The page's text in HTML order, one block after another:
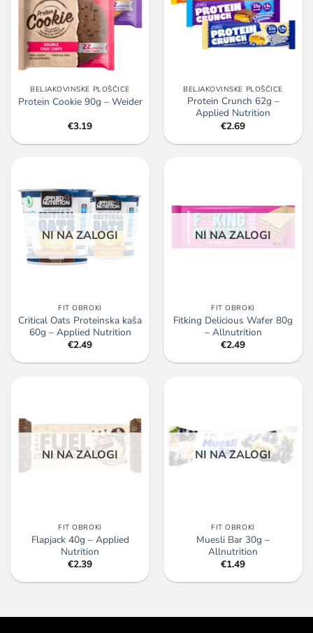
BELJAKOVINSKE PLOŠČICE
Protein Cookie 90g – Weider
€3.19
BELJAKOVINSKE PLOŠČICE
Protein Crunch 62g –
Applied Nutrition
€2.69
NI NA ZALOGI
FIT OBROKI
Critical Oats Proteinska kaša
60g – Applied Nutrition
€2.49
NI NA ZALOGI
FIT OBROKI
Fitking Delicious Wafer 80g
– Allnutrition
€2.49
NI NA ZALOGI
FIT OBROKI
Flapjack 40g – Applied
Nutrition
€2.39
NI NA ZALOGI
FIT OBROKI
Muesli Bar 30g –
Allnutrition
€1.49